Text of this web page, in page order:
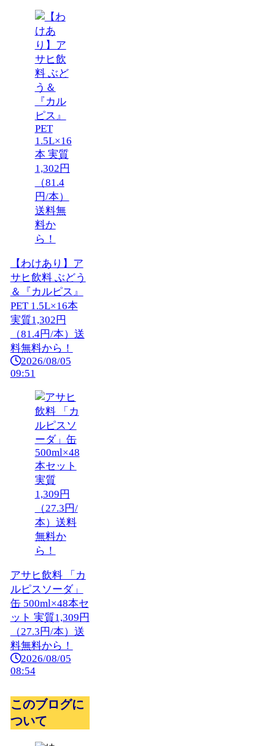
【わけあり】ア
サヒ飲料 ぶどう
＆『カルピス』
PET 1.5L×16本
実質1,302円
（81.4円/本）送
料無料から！
2026/08/05
09:51
アサヒ飲料 「カ
ルピスソーダ」
缶 500ml×48本セ
ット 実質1,309円
（27.3円/本）送
料無料から！
2026/08/05
08:54
このブログに
ついて